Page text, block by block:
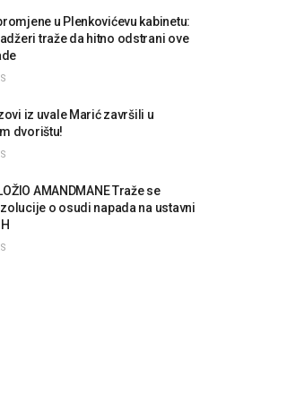
u Plenkovićevu kabinetu:
traže da hitno odstrani ove
iz uvale Marić završili u
dvorištu!
AMANDMANE Traže se
o osudi napada na ustavni